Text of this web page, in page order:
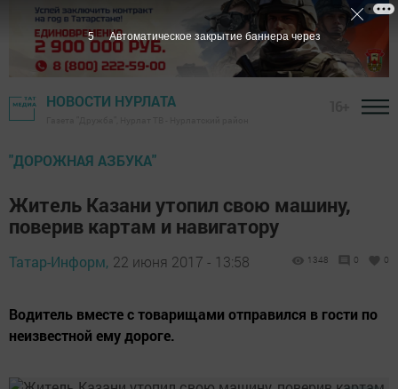
НОВОСТИ НУРЛАТА
"ДОРОЖНАЯ АЗБУКА"
Житель Казани утопил свою машину,
поверив картам и навигатору
Татар-Информ, 22 июня 2017 - 13:58 1348 0 0
Водитель вместе с товарищами отправился в гости по
неизвестной ему дороге.
4 Автоматическое закрытие баннера через